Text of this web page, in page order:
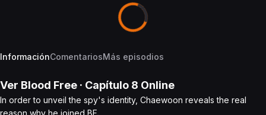
InformaciónComentariosMás episodios
Ver Blood Free · Capítulo 8 Online
In order to unveil the spy's identity, Chaewoon reveals the real
reason why he joined BF.